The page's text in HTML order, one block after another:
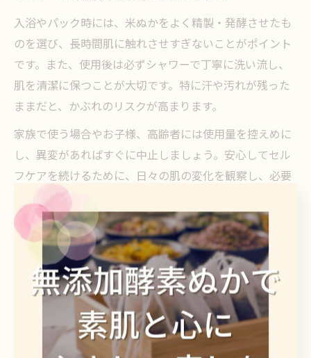
入浴やパック時には、米ぬかをよく精製・発酵させたも
のを選び、長時間肌に触れさせすぎないことがポイント
です。また、使用後は必ずシャワーで丁寧に洗い流し、
肌を清潔に保つことが大切です。特に汗や汚れが残った
ままだと、かぶれのリスクが高まります。
家族で使う場合やお子様、高齢者には使用量を控えめに
し、異変があればすぐに中止しましょう。安心してセル
フケアを続けるために、日々の肌の変化を観察し、必要
に応じて専門家にも相談することをおすすめします。
敏感肌も安心できるマコモ活用法とは
敏感肌向けマコモの選び方と安全な使い方のコツ
敏感肌の方がぬかやマコモを使ったセルフケアを始める